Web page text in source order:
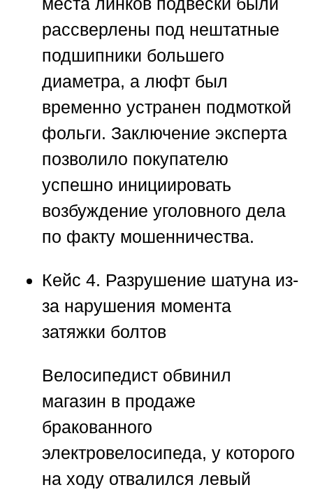
рассверлены под нештатные
подшипники большего
диаметра, а люфт был
временно устранен подмоткой
фольги. Заключение эксперта
позволило покупателю
успешно инициировать
возбуждение уголовного дела
по факту мошенничества.
Кейс 4. Разрушение шатуна из-
за нарушения момента
затяжки болтов
Велосипедист обвинил
магазин в продаже
бракованного
электровелосипеда, у которого
на ходу отвалился левый